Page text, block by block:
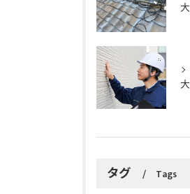
タグ Tags